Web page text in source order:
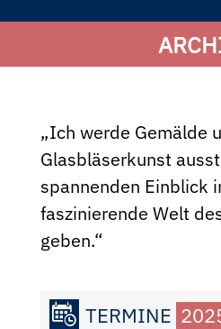
„Ich werde Gemälde
Glasbläserkunst
spannenden Einblick
faszinierende Welt
geben.“
TERMINE